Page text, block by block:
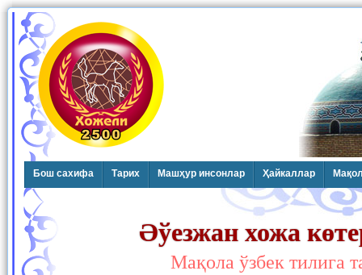
Бош сахифа Тарих Машҳур инсонлар Ҳайкаллар
Әўезжан хожа
Мақола ўзбек тилига